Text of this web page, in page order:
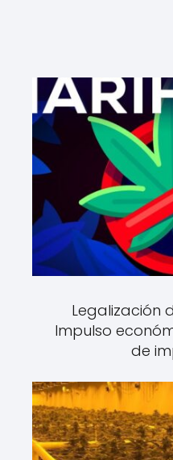
Legalización
Impulso
de